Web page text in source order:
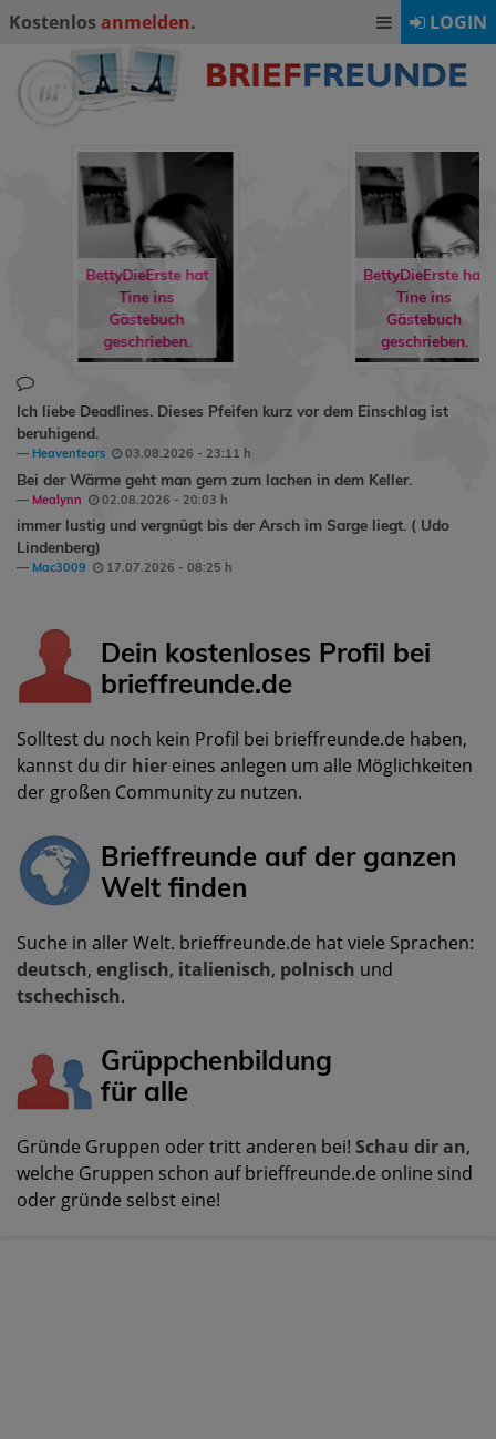
Kostenlos anmelden. LOGIN
BettyDieErste hat
Tineins
Gästebuch
geschrieben.
BettyDieErste hat
Tine ins
Gästebuch
geschrieben.
Ich liebe Deadlines. Dieses Pfeifen kurz vor dem Einschlag ist
beruhigend.
Heaventears 03.08.2026 - 23:11 h
Bei der Wärme geht man gern zum lachen in dem Keller.
Mealynn 02.08.2026 - 20:03 h
immer lustig und vergnügt bis der Arsch im Sarge liegt. ( Udo
Lindenberg)
Mac3009 17.07.2026 - 08:25 h
Dein kostenloses Profil bei
brieffreunde.de
Solltest du noch kein Profil bei brieffreunde.de haben,
kannst du dir hier eines anlegen um alle Möglichkeiten
der großen Community zu nutzen.
Brieffreunde auf der ganzen
Welt finden
Suche in aller Welt. brieffreunde.de hat viele Sprachen:
deutsch, englisch, italienisch, polnisch und
tschechisch.
Grüppchenbildung
für alle
Gründe Gruppen oder tritt anderen bei! Schau dir an,
welche Gruppen schon auf brieffreunde.de online sind
oder gründe selbst eine!